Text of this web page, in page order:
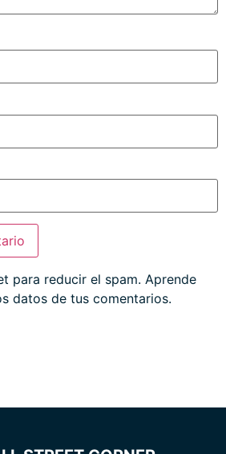
para reducir el spam. Aprende
datos de tus comentarios.